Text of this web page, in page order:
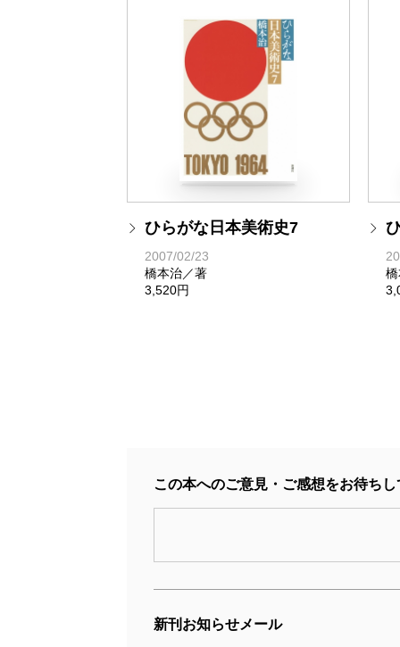
ひらがな日本美術史7
2007/02/23
橋本治／著
3,520円
橋本治／著
3,520円
この本へのご意見・ご感想をお待ちし
新刊お知らせメール